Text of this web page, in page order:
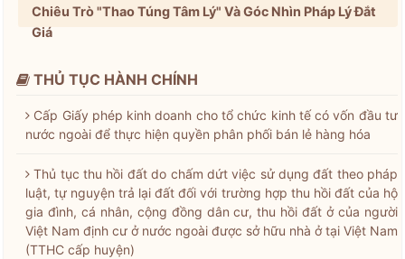
Chiêu Trò "Thao Túng Tâm Lý" Và Góc Nhìn Pháp Lý Đắt
Giá
THỦ TỤC HÀNH CHÍNH
Cấp Giấy phép kinh doanh cho tổ chức kinh tế có vốn đầu tư
nước ngoài để thực hiện quyền phân phối bán lẻ hàng hóa
Thủ tục thu hồi đất do chấm dứt việc sử dụng đất theo pháp
luật, tự nguyện trả lại đất đối với trường hợp thu hồi đất của hộ
gia đình, cá nhân, cộng đồng dân cư, thu hồi đất ở của người
Việt Nam định cư ở nước ngoài được sở hữu nhà ở tại Việt Nam
(TTHC cấp huyện)